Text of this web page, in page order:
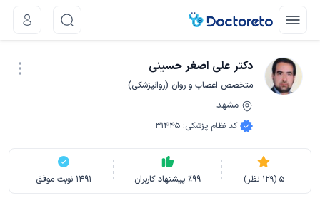
دکتر علی اصغر حسینی
متخصص اعصاب و روان (روانپزشکی)
مشهد
کد نظام پزشکی:
31445
5
(
129 نظر) ٪99 پیشنهاد کاربران 1491 نوبت موفق